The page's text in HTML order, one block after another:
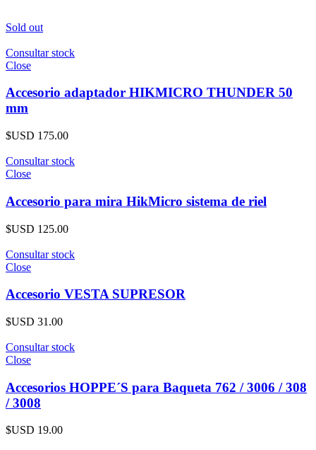
Sold out
Consultar stock
Close
Accesorio adaptador HIKMICRO THUNDER 50
mm
$USD 175.00
Consultar stock
Close
Accesorio para mira HikMicro sistema de riel
$USD 125.00
Consultar stock
Close
Accesorio VESTA SUPRESOR
$USD 31.00
Consultar stock
Close
Accesorios HOPPE´S para Baqueta 762 / 3006 / 308
/ 3008
$USD 19.00